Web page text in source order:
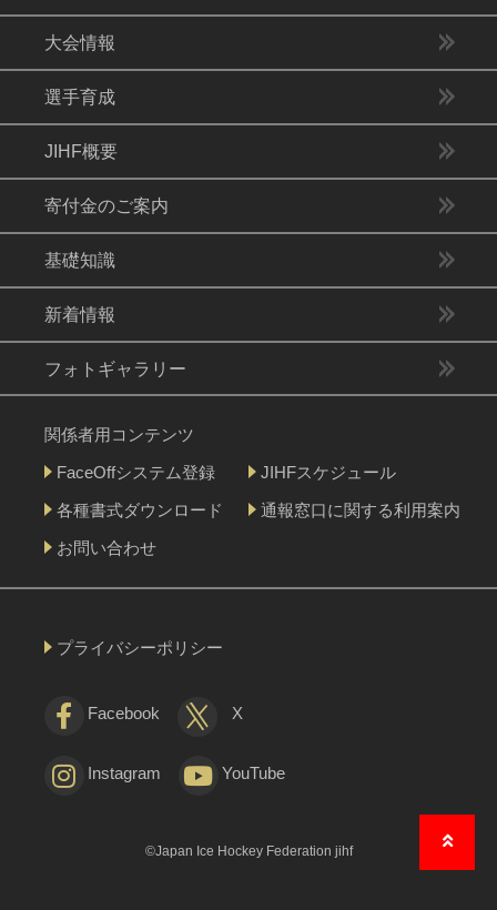
大会情報
選手育成
JIHF概要
寄付金のご案内
基礎知識
新着情報
フォトギャラリー
関係者用コンテンツ
FaceOffシステム登録
JIHFスケジュール
各種書式ダウンロード
通報窓口に関する利用案内
お問い合わせ
プライバシーポリシー
Facebook X
Instagram YouTube
©Japan Ice Hockey Federation jihf